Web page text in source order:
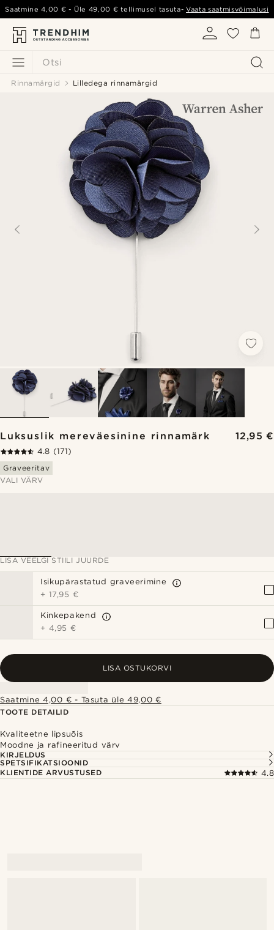
Otsi
Saatmine4,00 € - Üle 49,00 € tellimusel tasuta-Vaata saatmisvõimalusi
Rinnamärgid Lilledega rinnamärgid
Luksuslik mereväesinine rinnamärk 12,95 €
4.8 (171)
Graveeritav
VALI VÄRV
LISA VEELGI STIILI JUURDE
Isikupärastatud graveerimine
+ 17,95 €
Kinkepakend
+ 4,95 €
LISA OSTUKORVI
Saatmine 4,00 € - Tasuta üle 49,00 €
TOOTE DETAILID
Kvaliteetne lipsuõis
Moodne ja rafineeritud värv
KIRJELDUS
SPETSIFIKATSIOONID
KLIENTIDE ARVUSTUSED
4.8